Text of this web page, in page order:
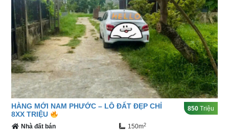
HÀNG MỚI NAM PHƯỚC – LÔ ĐẤT ĐẸP CHỈ
8XX TRIỆU
850 Triệu
Nhà đất bán 150m2